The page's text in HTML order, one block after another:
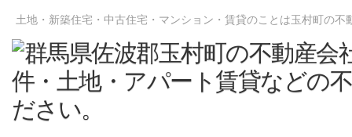
土地・新築住宅・中古住宅・マンション・賃貸のことは玉村町の